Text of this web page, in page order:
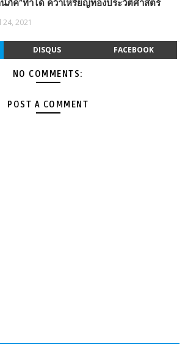
ภัค”ทำได้ คว้าเหรียญทองประวัติศาสตร์
24, 2021
DISQUS FACEBOOK
NO COMMENTS:
POST A COMMENT